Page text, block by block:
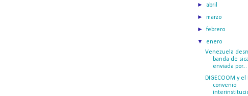
► abril
►marzo
►febrero
▼ enero
Venezuela
banda de
enviada por...
DIGECOOM y el
convenio